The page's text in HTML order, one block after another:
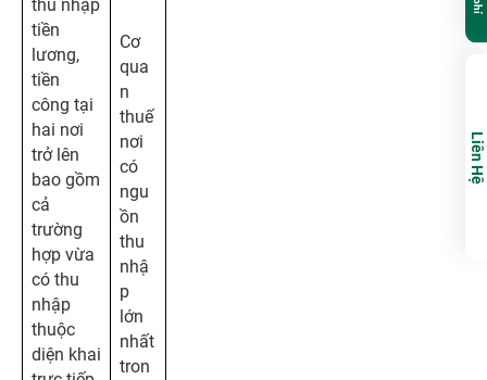
thu nhập
tiền
lương,
tiền
công tại
hai nơi
trở lên
bao gồm
cả
trường
hợp vừa
có thu
nhập
thuộc
diện khai
Cơ
qua
n
thuế
nơi
có
ngu
ồn
thu
nhậ
p
lớn
nhất
tron
Liên Hệ